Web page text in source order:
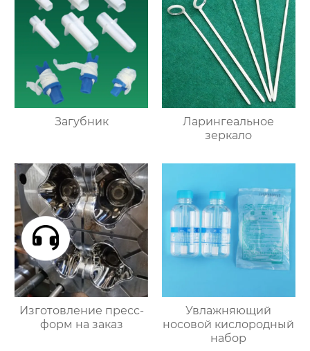
Загубник
Ларингеальное
зеркало
Изготовление пресс-
форм на заказ
Увлажняющий
носовой кислородный
набор